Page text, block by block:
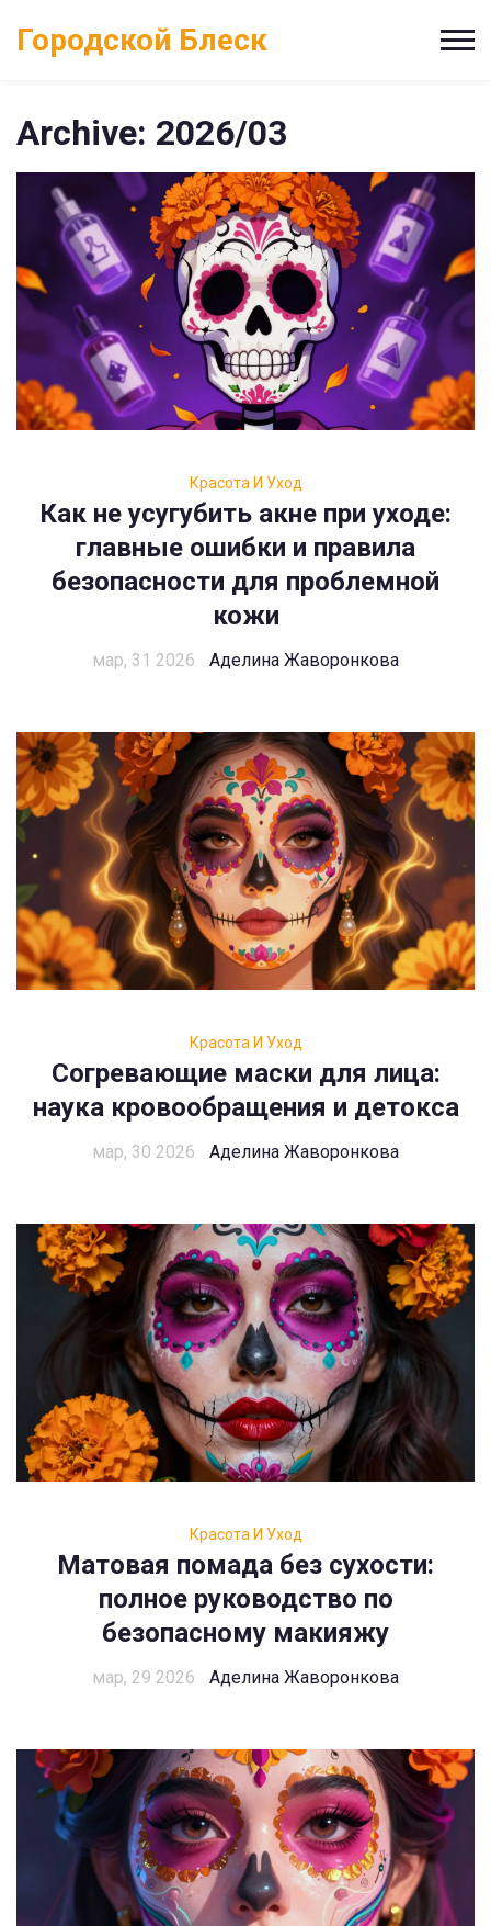
Городской Блеск
Archive: 2026/03
Красота И Уход
Как не усугубить акне при уходе:
главные ошибки и правила
безопасности для проблемной
кожи
мар, 31 2026 Аделина Жаворонкова
Красота И Уход
Согревающие маски для лица:
наука кровообращения и детокса
мар, 30 2026 Аделина Жаворонкова
Красота И Уход
Матовая помада без сухости:
полное руководство по
безопасному макияжу
мар, 29 2026 Аделина Жаворонкова